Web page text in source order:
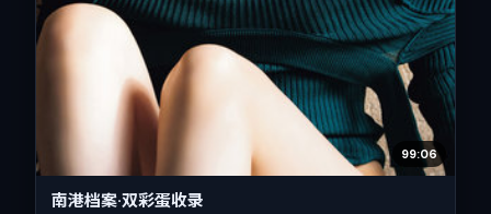
99:06
南港档案·双彩蛋收录